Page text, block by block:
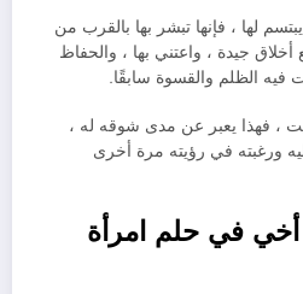
لها ، فإنها تبشر بها بالقرب من
جيدة ، واعتني بها ، والحفاظ
فيه الظلم والقسوة سابقًا.
، فهذا يعبر عن مدى شوقه له ،
ورغبته في رؤيته مرة أخرى
في حلم امرأة